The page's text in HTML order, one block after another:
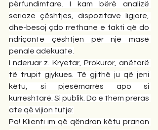
përfundimtare. I kam bërë analizë
serioze çështjes, dispozitave ligjore,
dhe-besoj çdo rrethane e fakti që do
ndriçonte çështjen për një masë
penale adekuate.
I nderuar z. Kryetar, Prokuror, anëtarë
të trupit gjykues. Të gjithë ju që jeni
këtu, si pjesëmarrës apo si
kurreshtarë. Si publik. Do e them preras
ate që vijion tutje:
Po! Klienti im që qëndron këtu pranon